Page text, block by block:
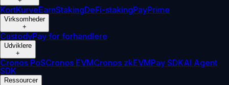
KortKurveEarnStakingDeFi-stakingPayPrime
Virksomheder
+
CustodyPay for forhandlere
Udviklere
+
Cronos PoSCronos EVMCronos zkEVMPay SDKAI Agent
SDK
Ressourcer